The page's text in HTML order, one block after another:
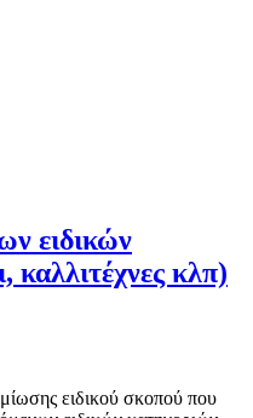
ειδικών
καλλιτέχνες κλπ)
ειδικού σκοπού που